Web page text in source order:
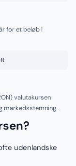
for et beløb i
valutakursen
markedsstemning.
udenlandske